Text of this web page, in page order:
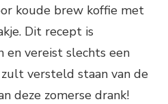
koude brew koffie met
Dit recept is
en vereist slechts een
versteld staan van de
deze zomerse drank!